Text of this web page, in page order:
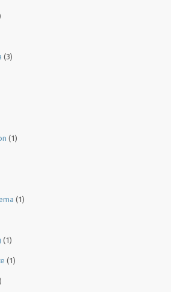
(3)
(1)
(1)
(1)
(1)